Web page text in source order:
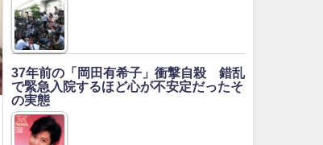
37年前の「岡田有希子」衝撃自殺 錯乱
で緊急入院するほど心が不安定だったそ
の実態